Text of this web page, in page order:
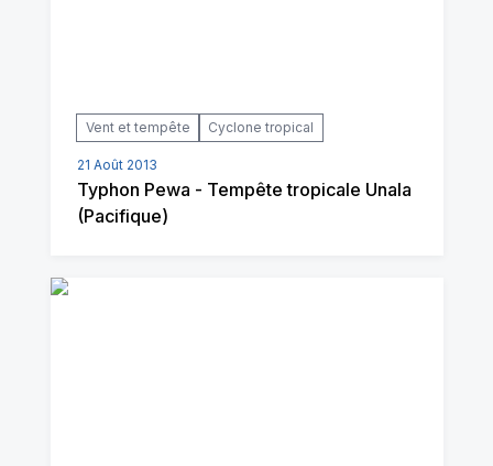
Vent et tempête Cyclone tropical
21 Août 2013
Typhon Pewa - Tempête tropicale Unala
(Pacifique)